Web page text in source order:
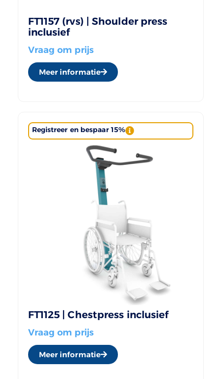
FT1157 (rvs) | Shoulder press
inclusief
Vraag om prijs
Meer informatie
Registreer en bespaar 15%
FT1125 | Chestpress inclusief
Vraag om prijs
Meer informatie